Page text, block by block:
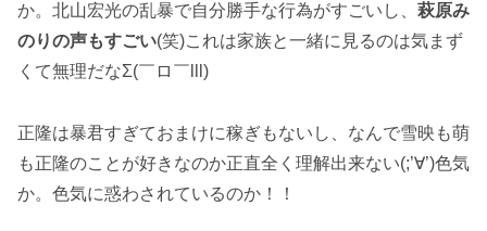
か。北山宏光の乱暴で自分勝手な行為がすごいし、 萩原み
のりの声もすごい(笑)これは家族と一緒に見るのは気まず
くて無理だなΣ(￣ロ￣lll)
正隆は暴君すぎておまけに稼ぎもないし、なんで雪映も萌
も正隆のことが好きなのか正直全く理解出来ない(;’∀’)色気
か。色気に惑わされているのか！！